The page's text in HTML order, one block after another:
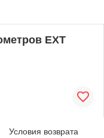
ЕХТ
Условия возврата